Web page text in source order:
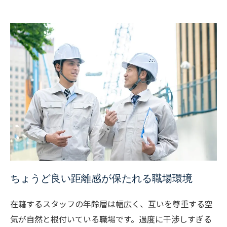
ちょうど良い距離感が保たれる職場環境
在籍するスタッフの年齢層は幅広く、互いを尊重する空
気が自然と根付いている職場です。過度に干渉しすぎる